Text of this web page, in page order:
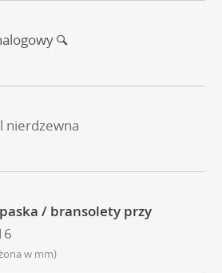
nierdzewna
/ bransolety przy
w mm)